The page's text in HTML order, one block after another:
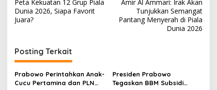
a
v
g
a
s
Peta Kekuatan 12 Grup Piala
Dunia 2026, Siapa Favorit
Juara?
Amir Al Ammari: Irak Akan
Tunjukkan Semangat
Pantang Menyerah di Piala
Dunia 2026
Posting Terkait
Prabowo Perintahkan Anak-
Cucu Pertamina dan PLN
Presiden Prabowo
Tegaskan BBM Subsidi